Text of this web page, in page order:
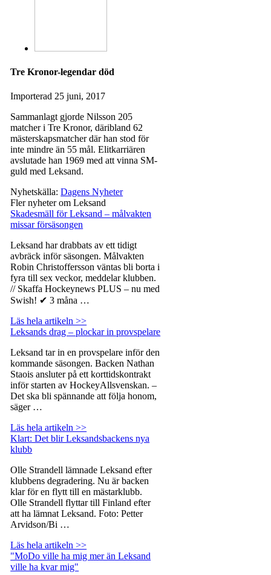
Tre Kronor-legendar död
Importerad 25 juni, 2017
Sammanlagt gjorde Nilsson 205
matcher i Tre Kronor, däribland 62
mästerskapsmatcher där han stod för
inte mindre än 55 mål. Elitkarriären
avslutade han 1969 med att vinna SM-
guld med Leksand.
Nyhetskälla:Dagens Nyheter
Fler nyheter om Leksand
Skadesmäll för Leksand – målvakten
missar försäsongen
Leksand har drabbats av ett tidigt
avbräck inför säsongen. Målvakten
Robin Christoffersson väntas bli borta i
fyra till sex veckor, meddelar klubben.
// Skaffa Hockeynews PLUS – nu med
Swish! ✔ 3 måna …
Läs hela artikeln >>
Leksands drag – plockar in provspelare
Leksand tar in en provspelare inför den
kommande säsongen. Backen Nathan
Staois ansluter på ett korttidskontrakt
inför starten av HockeyAllsvenskan. –
Det ska bli spännande att följa honom,
säger …
Läs hela artikeln >>
Klart: Det blir Leksandsbackens nya
klubb
Olle Strandell lämnade Leksand efter
klubbens degradering. Nu är backen
klar för en flytt till en mästarklubb.
Olle Strandell flyttar till Finland efter
att ha lämnat Leksand. Foto: Petter
Arvidson/Bi …
Läs hela artikeln >>
"MoDo ville ha mig mer än Leksand
ville ha kvar mig"